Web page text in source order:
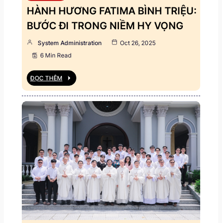
HÀNH HƯƠNG FATIMA BÌNH TRIỆU:
BƯỚC ĐI TRONG NIỀM HY VỌNG
System Administration
Oct 26, 2025
6 Min Read
ĐỌC THÊM